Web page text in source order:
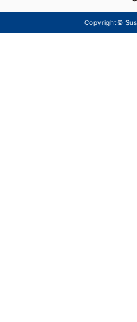
Copyright©